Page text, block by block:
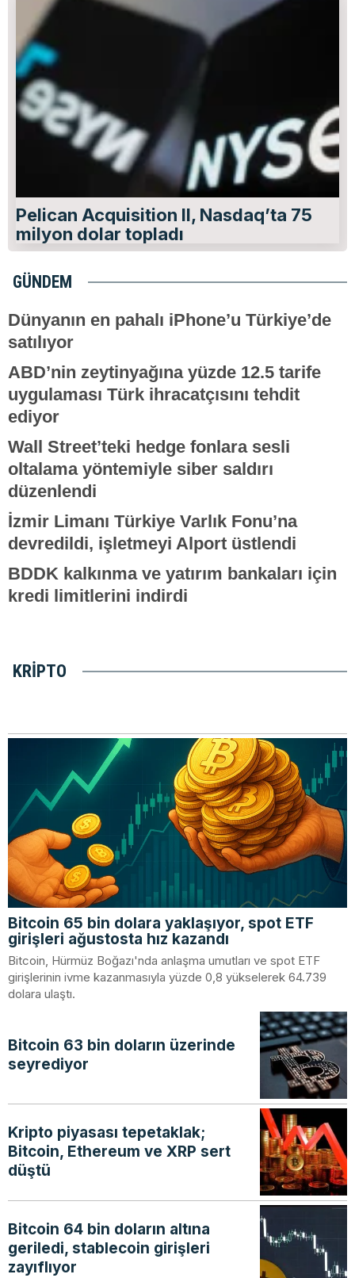
Pelican Acquisition II, Nasdaq’ta 75
milyon dolar topladı
GÜNDEM
Dünyanın en pahalı iPhone’u Türkiye’de
satılıyor
ABD’nin zeytinyağına yüzde 12.5 tarife
uygulaması Türk ihracatçısını tehdit
ediyor
Wall Street’teki hedge fonlara sesli
oltalama yöntemiyle siber saldırı
düzenlendi
İzmir Limanı Türkiye Varlık Fonu’na
devredildi, işletmeyi Alport üstlendi
BDDK kalkınma ve yatırım bankaları için
kredi limitlerini indirdi
KRIPTO
Bitcoin 65 bin dolara yaklaşıyor, spot ETF
girişleri ağustosta hız kazandı
Bitcoin, Hürmüz Boğazı'nda anlaşma umutları ve spot ETF
girişlerinin ivme kazanmasıyla yüzde 0,8 yükselerek 64.739
dolara ulaştı.
Bitcoin 63 bin doların üzerinde
seyrediyor
Kripto piyasası tepetaklak;
Bitcoin, Ethereum ve XRP sert
düştü
Bitcoin 64 bin doların altına
geriledi, stablecoin girişleri
zayıflıyor